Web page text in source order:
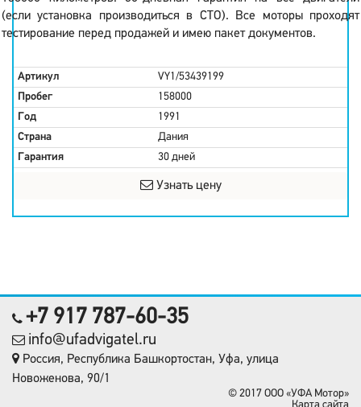
(если установка производиться в СТО). Все моторы проходят
тестирование перед продажей и имею пакет документов.
Артикул
VY1/53439199
Пробег
158000
Год
1991
Страна
Дания
Гарантия
30 дней
Узнать цену
+7 917 787-60-35
info@ufadvigatel.ru
Россия, Республика Башкортостан, Уфа, улица
Новоженова, 90/1
© 2017 OOO «УФА Мотор»